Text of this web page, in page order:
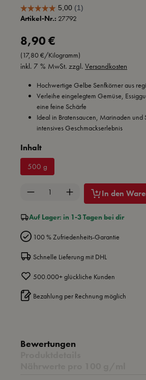
Artikel-Nr.: 27792
Regulärer Preis:
8,90 €
(17,80 €/Kilogramm)
inkl. 7 % MwSt. zzgl. Versandkosten
Hochwertige Gelbe Senfkörner aus
Verleihe eingelegtem Gemüse,
eine feine Schärfe
Ideal in Bratensaucen, Marinaden und
intensives Geschmackserlebnis
Inhaltauswählen
500 g
Produkt Anzahl: Gib den
In den
Auf Lager: in 1-3 Tagen bei dir
100 % Zufriedenheits-Garantie
Schnelle Lieferung mit DHL
500.000+ glückliche Kunden
Bezahlung per Rechnung möglich
Bewertungen